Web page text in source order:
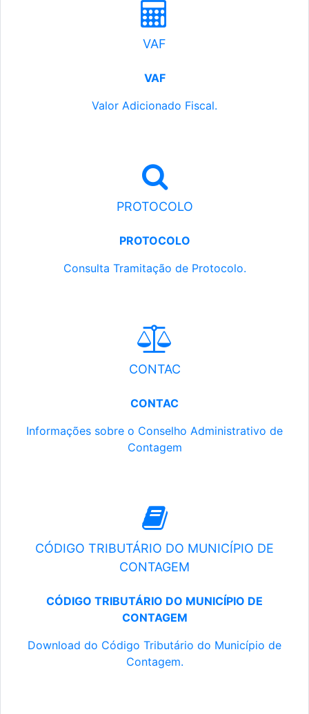
VAF
VAF
Valor Adicionado Fiscal.
PROTOCOLO
PROTOCOLO
Consulta Tramitação de Protocolo.
CONTAC
CONTAC
Informações sobre o Conselho Administrativo de
Contagem
CÓDIGO TRIBUTÁRIO DO MUNICÍPIO DE
CONTAGEM
CÓDIGO TRIBUTÁRIO DO MUNICÍPIO DE
CONTAGEM
Download do Código Tributário do Município de
Contagem.